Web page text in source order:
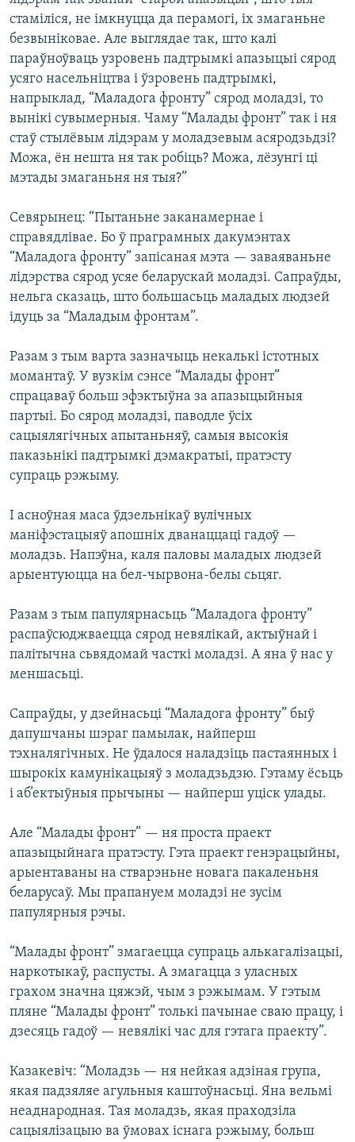
стаміліся, не імкнуцца да перамогі, іх змаганьне
безвыніковае. Але выглядае так, што калі
параўноўваць узровень падтрымкі апазыцыі сярод
усяго насельніцтва і ўзровень падтрымкі,
напрыклад, “Маладога фронту” сярод моладзі, то
вынікі сувымерныя. Чаму “Малады фронт” так і ня
стаў стылёвым лідэрам у моладзевым асяродзьдзі?
Можа, ён нешта ня так робіць? Можа, лёзунгі ці
мэтады змаганьня ня тыя?”
Севярынец: “Пытаньне заканамернае і
справядлівае. Бо ў праграмных дакумэнтах
“Маладога фронту” запісаная мэта — заваяваньне
лідэрства сярод усяе беларускай моладзі. Сапраўды,
нельга сказаць, што большасьць маладых людзей
ідуць за “Маладым фронтам”.
Разам з тым варта зазначыць некалькі істотных
момантаў. У вузкім сэнсе “Малады фронт”
спрацаваў больш эфэктыўна за апазыцыйныя
партыі. Бо сярод моладзі, паводле ўсіх
сацыялягічных апытаньняў, самыя высокія
паказьнікі падтрымкі дэмакратыі, пратэсту
супраць рэжыму.
І асноўная маса ўдзельнікаў вулічных
маніфэстацыяў апошніх дванаццаці гадоў —
моладзь. Напэўна, каля паловы маладых людзей
арыентуюцца на бел-чырвона-белы сьцяг.
Разам з тым папулярнасьць “Маладога фронту”
распаўсюджваецца сярод невялікай, актыўнай і
палітычна сьвядомай часткі моладзі. А яна ў нас у
меншасьці.
Сапраўды, у дзейнасьці “Маладога фронту” быў
дапушчаны шэраг памылак, найперш
тэхналягічных. Не ўдалося наладзіць пастаянных і
шырокіх камунікацыяў з моладзьдзю. Гэтаму ёсьць
і аб’ектыўныя прычыны — найперш уціск улады.
Але “Малады фронт” — ня проста праект
апазыцыйнага пратэсту. Гэта праект генэрацыйны,
арыентаваны на стварэньне новага пакаленьня
беларусаў. Мы прапануем моладзі не зусім
папулярныя рэчы.
“Малады фронт” змагаецца супраць алькагалізацыі,
наркотыкаў, распусты. А змагацца з уласных
грахом значна цяжэй, чым з рэжымам. У гэтым
пляне “Малады фронт” толькі пачынае сваю працу, і
дзесяць гадоў — невялікі час для гэтага праекту”.
Казакевіч: “Моладзь — ня нейкая адзіная група,
якая падзяляе агульныя каштоўнасьці. Яна вельмі
неаднародная. Тая моладзь, якая праходзіла
сацыялізацыю ва ўмовах існага рэжыму, больш